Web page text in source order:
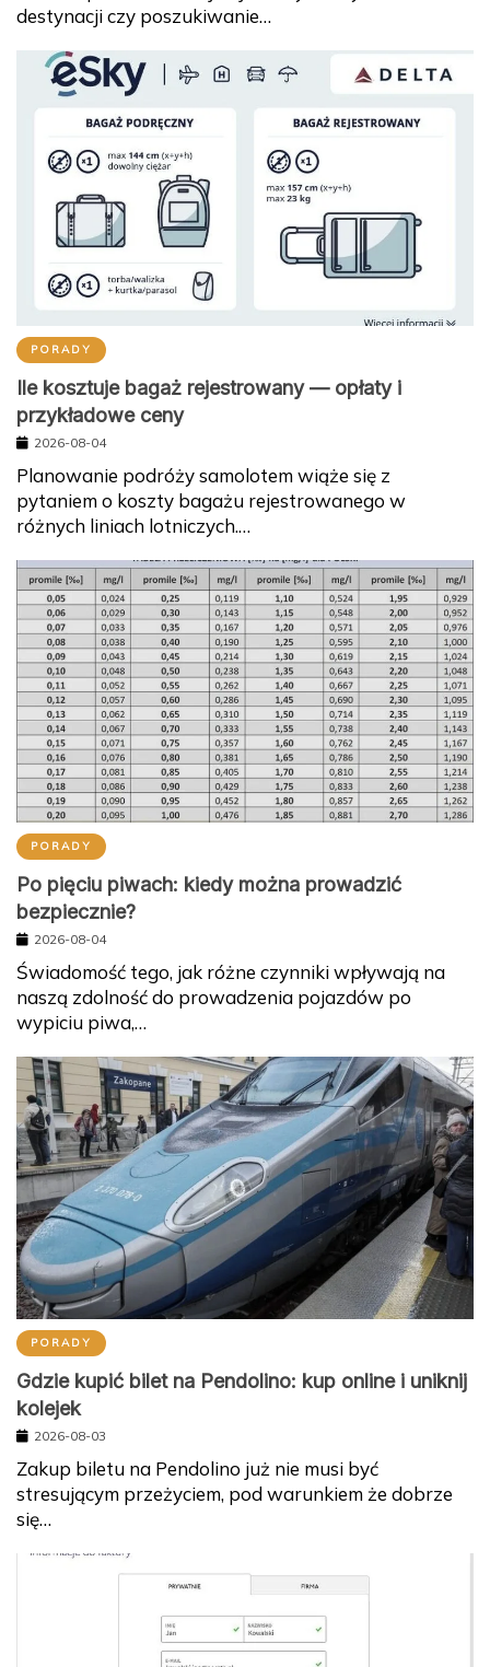
Ile kosztuje bagaż rejestrowany — opłaty i
przykładowe ceny
2026-08-04
Planowanie podróży samolotem wiąże się z
pytaniem o koszty bagażu rejestrowanego w
różnych liniach lotniczych.…
PORADY
Po pięciu piwach: kiedy można prowadzić
bezpiecznie?
2026-08-04
Świadomość tego, jak różne czynniki wpływają na
naszą zdolność do prowadzenia pojazdów po
wypiciu piwa,…
PORADY
Gdzie kupić bilet na Pendolino: kup online i uniknij
kolejek
2026-08-03
Zakup biletu na Pendolino już nie musi być
stresującym przeżyciem, pod warunkiem że dobrze
się…